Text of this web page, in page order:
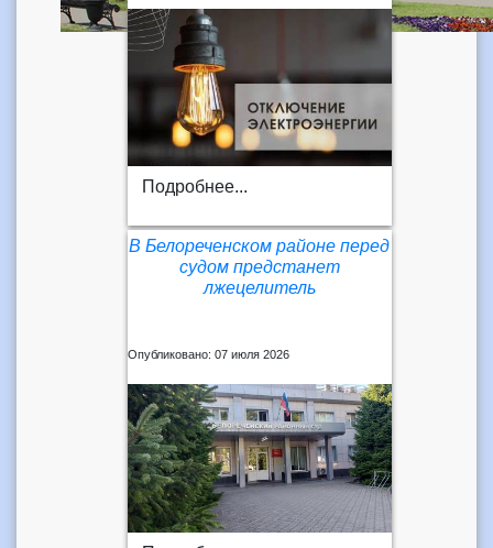
Подробнее...
В Белореченском районе перед
судом предстанет
лжецелитель
Опубликовано: 07 июля 2026